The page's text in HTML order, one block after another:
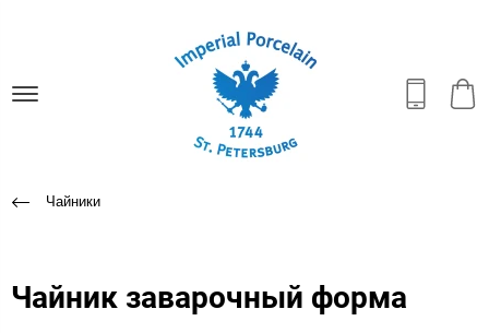
Чайники
Чайник заварочный форма